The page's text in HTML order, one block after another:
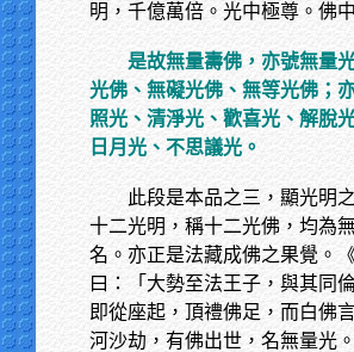
明，千億萬倍。光中極尊。佛中
是故無量壽佛，亦號無量
光佛、無礙光佛、無等光佛；
照光、清淨光、歡喜光、解脫
日月光、不思議光。
此段是本品之三，顯光明
十二光明，稱十二光佛，均為
名。亦正是法藏成佛之果覺。
曰：「大勢至法王子，與其同
即從座起，頂禮佛足，而白佛
河沙劫，有佛出世，名無量光